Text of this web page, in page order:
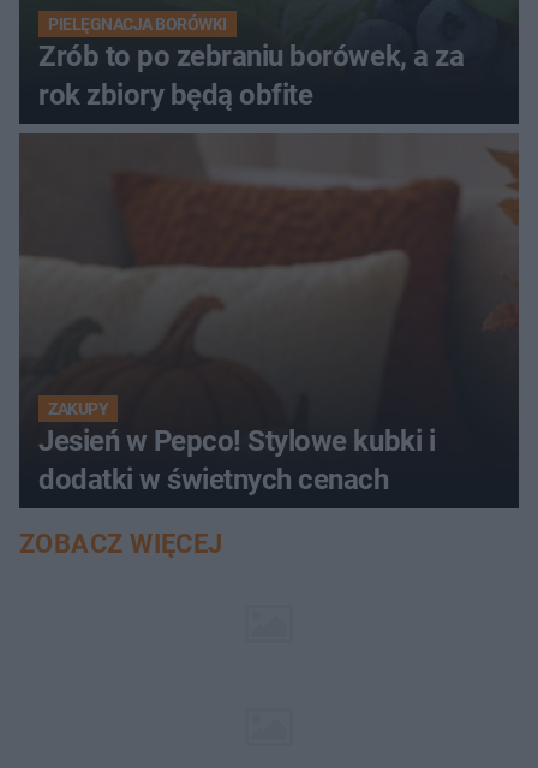
PIELĘGNACJA BORÓWKI
Zrób to po zebraniu borówek, a za
rok zbiory będą obfite
ZAKUPY
Jesień w Pepco! Stylowe kubki i
dodatki w świetnych cenach
ZOBACZ WIĘCEJ